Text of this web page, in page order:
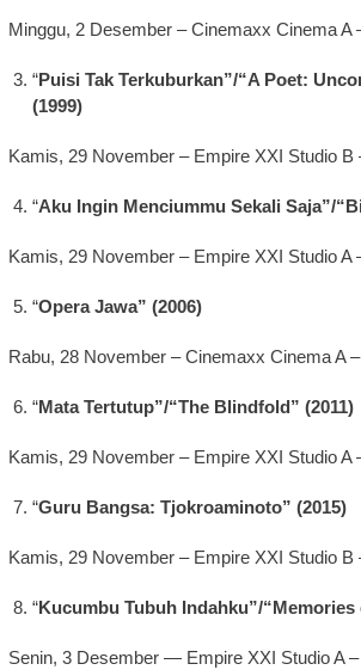
Minggu, 2 Desember – Cinemaxx Cinema A
“Puisi Tak Terkuburkan”/“A Poet:
(1999)
Kamis, 29 November – Empire XXI Studio B
“Aku Ingin Menciummu Sekali Saja”/
Kamis, 29 November – Empire XXI Studio A
“Opera Jawa” (2006)
Rabu, 28 November – Cinemaxx Cinema A
“Mata Tertutup”/“The Blindfold” (2011)
Kamis, 29 November – Empire XXI Studio A
“Guru Bangsa: Tjokroaminoto” (2015)
Kamis, 29 November – Empire XXI Studio B
“Kucumbu Tubuh Indahku”/“Memories
Senin, 3 Desember — Empire XXI Studio A –